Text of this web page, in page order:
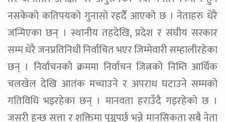
नसकेको कतिपयको गुनासो रहदैँ आएको छ । नेताहरु धेरै
जन्मिएका छन् । स्थानीय तहदेखि, प्रदेश र संघीय सरकार
सम्म धेरै जनप्रतिनिधी निर्वाचित भएर जिम्मेवारी सम्हालीरहेका
छन् । निर्वाचनको क्रममा निर्वाचन जित्नको निम्ति आर्थिक
चलखेल देखि आतंक मच्चाउने र अपराध घटाउने सम्मको
गतिविधि भइरहेका छन् । मानवता हराउँदै गइरहेको छ ।
जसरी हुन्छ सत्ता र शक्तिमा पुग्नुपर्छ भन्ने मानसिकता सबै नेता